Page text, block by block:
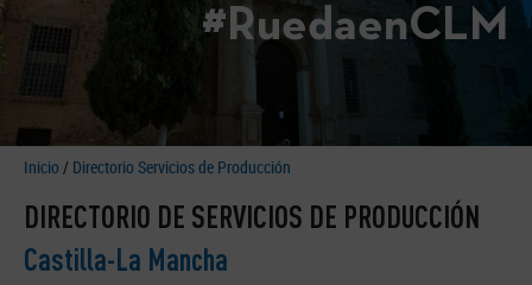
#RuedaenCLM
Inicio / Directorio Servicios de Producción
DIRECTORIO DE SERVICIOS DE PRODUCCIÓN
Castilla-La Mancha